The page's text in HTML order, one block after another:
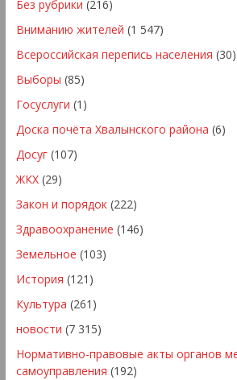
Без рубрики (216)
Вниманию жителей (1 547)
Всероссийская перепись населения (30)
Выборы (85)
Госуслуги (1)
Доска почёта Хвалынского района (6)
Досуг(107)
ЖКХ(29)
Закон и порядок(222)
Здравоохранение (146)
Земельное (103)
История (121)
Культура (261)
новости (7 315)
Нормативно-правовые акты органов
самоуправления (192)